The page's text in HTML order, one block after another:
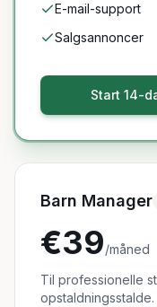
E-mail-support
Salgsannoncer
Start 14-
Barn Manager
€39/måned
Til professionelle
opstaldningsstalde.